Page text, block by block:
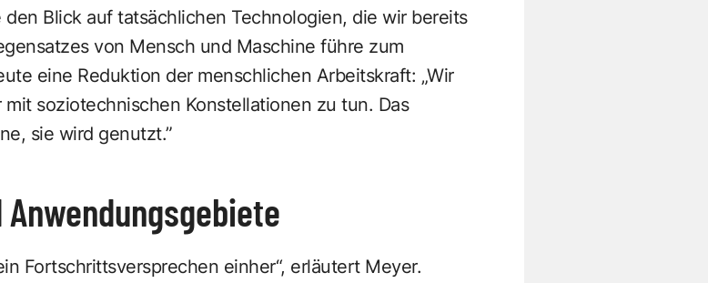
Blick auf tatsächlichen Technologien, die wir bereits
von Mensch und Maschine führe zum
eine Reduktion der menschlichen Arbeitskraft: „Wir
soziotechnischen Konstellationen zu tun. Das
sie wird genutzt.”
Fortschrittsversprechen einher“, erläutert Meyer.